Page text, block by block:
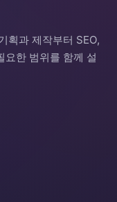
획과 제작부터 SEO,
요한 범위를 함께 설